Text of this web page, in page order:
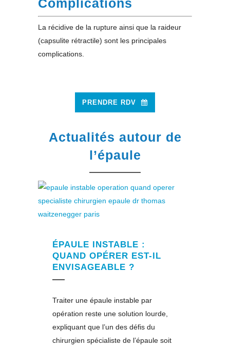
Complications
La récidive de la rupture ainsi que la raideur
(capsulite rétractile) sont les principales
complications.
PRENDRE RDV
Actualités autour de
l’épaule
ÉPAULE INSTABLE :
QUAND OPÉRER EST-IL
ENVISAGEABLE ?
Traiter une épaule instable par
opération reste une solution lourde,
expliquant que l’un des défis du
chirurgien spécialiste de l’épaule soit